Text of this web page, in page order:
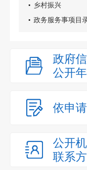
乡村振兴
政务服务事项目
政府
公开
依申
公开
联系